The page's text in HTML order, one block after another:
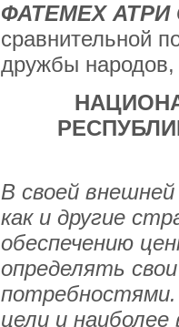
ФАТЕМЕХ АТРИ
сравнительной
дружбы народов,
В своей
как и другие
обеспечению
определять
цели и